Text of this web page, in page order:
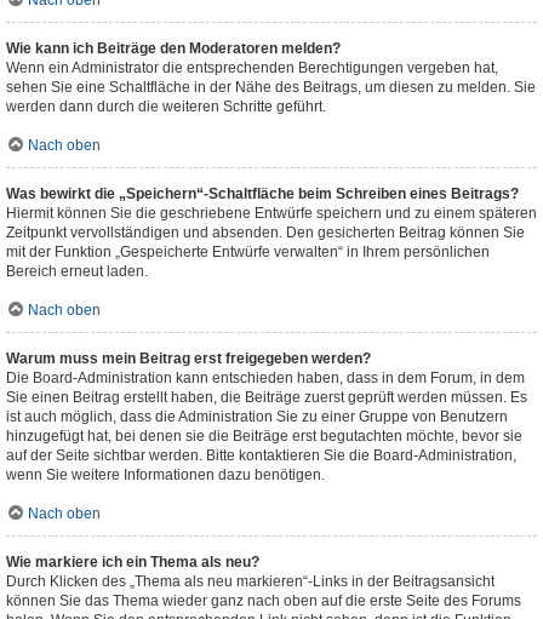
Wie kann ich Beiträge den Moderatoren melden?
Wenn ein Administrator die entsprechenden Berechtigungen vergeben hat,
sehen Sie eine Schaltfläche in der Nähe des Beitrags, um diesen zu melden. Sie
werden dann durch die weiteren Schritte geführt.
Nach oben
Was bewirkt die „Speichern“-Schaltfläche beim Schreiben eines Beitrags?
Hiermit können Sie die geschriebene Entwürfe speichern und zu einem späteren
Zeitpunkt vervollständigen und absenden. Den gesicherten Beitrag können Sie
mit der Funktion „Gespeicherte Entwürfe verwalten“ in Ihrem persönlichen
Bereich erneut laden.
Nach oben
Warum muss mein Beitrag erst freigegeben werden?
Die Board-Administration kann entschieden haben, dass in dem Forum, in dem
Sie einen Beitrag erstellt haben, die Beiträge zuerst geprüft werden müssen. Es
ist auch möglich, dass die Administration Sie zu einer Gruppe von Benutzern
hinzugefügt hat, bei denen sie die Beiträge erst begutachten möchte, bevor sie
auf der Seite sichtbar werden. Bitte kontaktieren Sie die Board-Administration,
wenn Sie weitere Informationen dazu benötigen.
Nach oben
Wie markiere ich ein Thema als neu?
Durch Klicken des „Thema als neu markieren“-Links in der Beitragsansicht
können Sie das Thema wieder ganz nach oben auf die erste Seite des Forums